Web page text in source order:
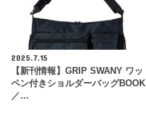
2025.7.15
【新刊情報】GRIP SWANY ワッ
ペン付きショルダーバッグBOOK
／…